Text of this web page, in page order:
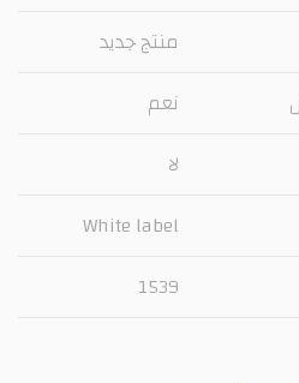
منتج جديد
نعم
لا
White label
1539